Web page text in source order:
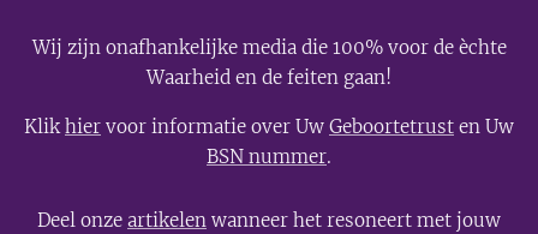
Wij zijn onafhankelijke media die 100% voor de èchte
Waarheid en de feiten gaan!
Klikhier voor informatie over Uw Geboortetrust en Uw
BSN nummer.
Deel onze artikelen wanneer het resoneert met jouw